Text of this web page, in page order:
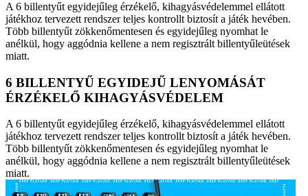
A 6 billentyűt egyidejűleg érzékelő, kihagyásvédelemmel ellátott
játékhoz tervezett rendszer teljes kontrollt biztosít a játék hevében.
Több billentyűt zökkenőmentesen és egyidejűleg nyomhat le
anélkül, hogy aggódnia kellene a nem regisztrált billentyűleütések
miatt.
6 BILLENTYŰ EGYIDEJŰ LENYOMÁSÁT
ÉRZÉKELŐ KIHAGYÁSVÉDELEM
A 6 billentyűt egyidejűleg érzékelő, kihagyásvédelemmel ellátott
játékhoz tervezett rendszer teljes kontrollt biztosít a játék hevében.
Több billentyűt zökkenőmentesen és egyidejűleg nyomhat le
anélkül, hogy aggódnia kellene a nem regisztrált billentyűleütések
miatt.